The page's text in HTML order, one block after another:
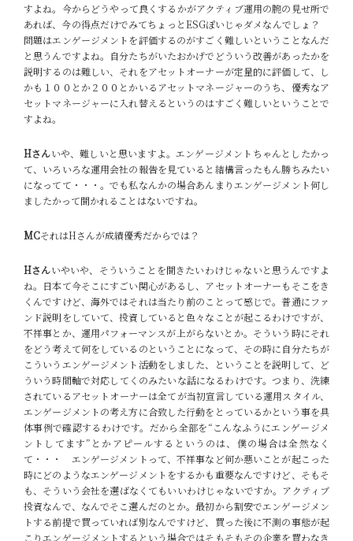
すよね。今からどうやって良くするかがアクティブ運用の腕の見せ所で
あれば、今の得点だけでみてちょっとESGぽいじゃダメなんでしょ？
問題はエンゲージメントを評価するのがすごく難しいということなんだ
と思うんですよね。自分たちがいたおかげでどういう改善があったかを
説明するのは難しい、それをアセットオーナーが定量的に評価して、し
かも１００とか２００とかいるアセットマネージャーのうち、優秀なア
セットマネージャーに入れ替えるというのはすごく難しいということで
すよね。
Hさんいや、難しいと思いますよ。エンゲージメントちゃんとしたかっ
て、いろいろな運用会社の報告を見ていると結構言ったもん勝ちみたい
になってて・・・。でも私なんかの場合あんまりエンゲージメント何し
ましたかって聞かれることはないですね。
MCそれはHさんが成績優秀だからでは？
Hさんいやいや、そういうことを聞きたいわけじゃないと思うんですよ
ね。日本て今そこにすごい関心があるし、アセットオーナーもそこをき
くんですけど、海外ではそれは当たり前のことって感じで。普通にファ
ンド説明をしていて、投資していると色々なことが起こるわけですが、
不祥事とか、運用パフォーマンスが上がらないとか。そういう時にそれ
をどう考えて何をしているのということになって、その時に自分たちが
こういうエンゲージメント活動をしました、ということを説明して、ど
ういう時間軸で対応してくのみたいな話になるわけです。つまり、洗練
されているアセットオーナーは全てが当初宣言している運用スタイル、
エンゲージメントの考え方に合致した行動をとっているかという事を具
体事例で確認するわけです。だから全部を“こんなふうにエンゲージメ
ントしてます”とかアピールするというのは、僕の場合は全然なく
て・・・
エンゲージメントって、不祥事など何か悪いことが起こった
時にどのようなエンゲージメントをするかも重要なんですけど、そもそ
も、そういう会社を選ばなくてもいいわけじゃないですか。アクティブ
投資なんで、なんでそこ選んだのとか。最初から割安でエンゲージメン
トする前提で買っていれば別なんですけど、買った後に不測の事態が起
こりエンゲージメントするという場合ではそもそもその企業を買わなき